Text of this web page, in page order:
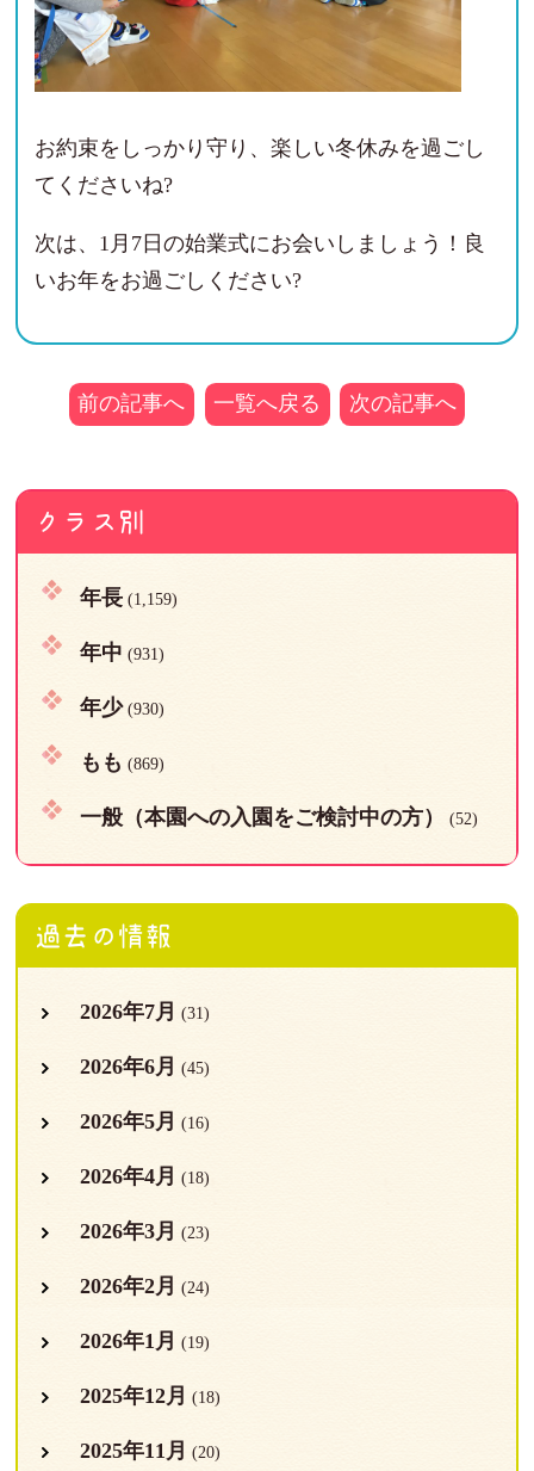
お約束をしっかり守り、楽しい冬休みを過ごし
てくださいね?
次は、1月7日の始業式にお会いしましょう！良
いお年をお過ごしください?
前の記事へ 一覧へ戻る 次の記事へ
クラス別
年長(1,159)
年中 (931)
年少(930)
もも (869)
一般（本園への入園をご検討中の方） (52)
過去の情報
2026年7月 (31)
2026年6月 (45)
2026年5月 (16)
2026年4月 (18)
2026年3月 (23)
2026年2月 (24)
2026年1月 (19)
2025年12月 (18)
2025年11月 (20)